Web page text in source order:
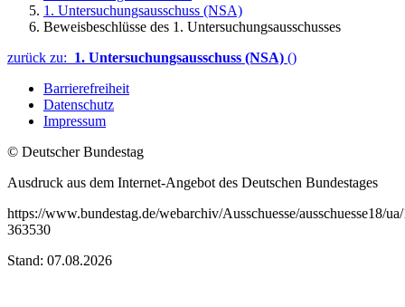
1. Untersuchungsausschuss (NSA)
Beweisbeschlüsse des 1. Untersuchungsausschusses
zurück zu: 1. Untersuchungsausschuss (NSA) ()
Barrierefreiheit
Datenschutz
Impressum
© Deutscher Bundestag
Ausdruck aus dem Internet-Angebot des Deutschen Bundestages
https://www.bundestag.de/webarchiv/Ausschuesse/ausschuesse18/
363530
Stand: 07.08.2026